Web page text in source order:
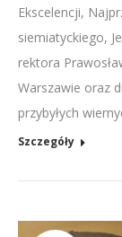
Ekscelencji,
siemiatyckiego,
rektora
Warszawie oraz
przybyłych
Szczegóły